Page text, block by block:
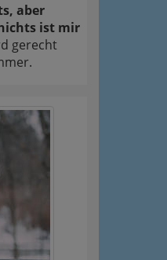
aber
ist mir
gerecht